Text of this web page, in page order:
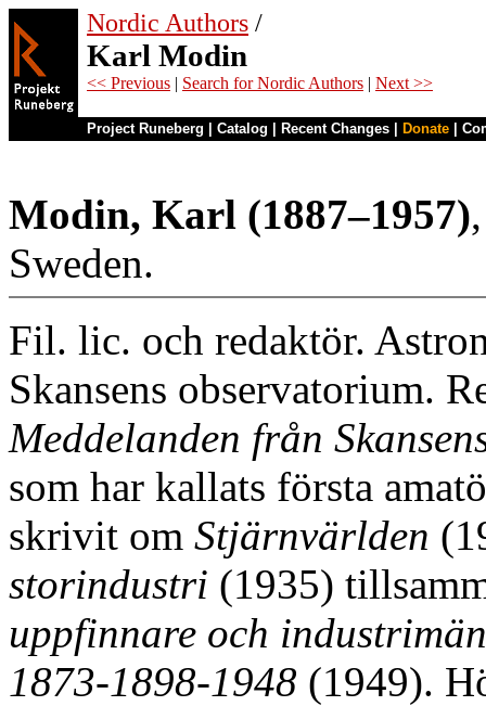
Nordic Authors /
Karl Modin
<< Previous | Search for Nordic Authors | Next >>
Project Runeberg Catalog Recent Changes Donate
Modin, Karl (1887–1957)
Sweden.
Fil. lic. och redaktör.
Skansens observatorium.
Meddelanden från
som har kallats första
skrivit om Stjärnvärlden
storindustri (1935)
uppfinnare och industrimän
1873-1898-1948 (1949).